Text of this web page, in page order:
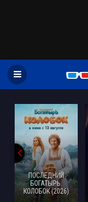
ПОСЛЕДНИЙ
БОГАТЫРЬ.
КОЛОБОК (2026)